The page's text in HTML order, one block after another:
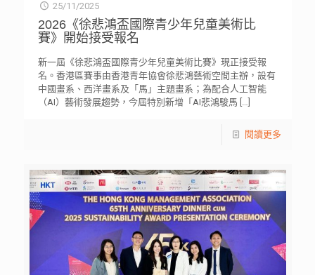
25/11/2025
2026《徐悲鴻盃國際青少年兒童美術比
賽》開始接受報名
新一屆《徐悲鴻盃國際青少年兒童美術比賽》現正接受報
名。香港區賽事由香港青年協會徐悲鴻藝術空間主辦，設有
中國畫系、西洋畫系及「馬」主題畫系；為配合人工智能
（AI）藝術發展趨勢，今屆特別新增「AI悲鴻駿馬 […]
閱讀更多